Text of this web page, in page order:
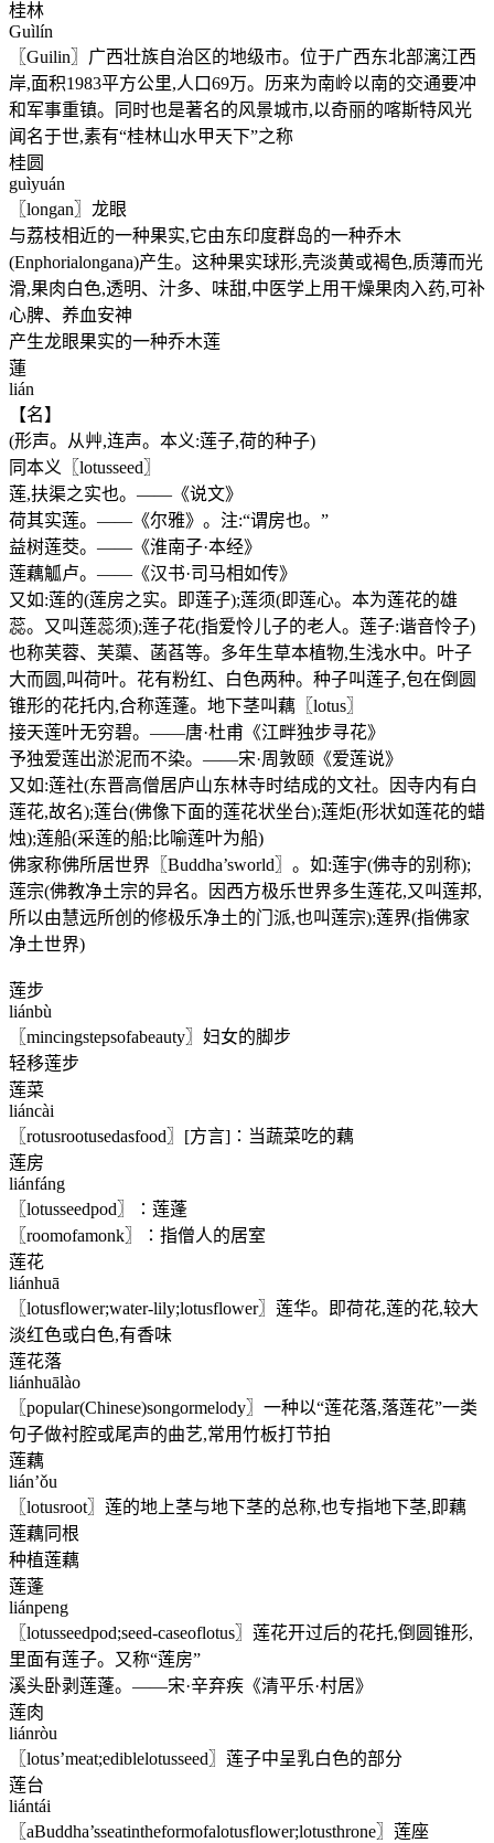
桂林
Guìlín
〖Guilin〗广西壮族自治区的地级市。位于广西东北部漓江西
岸,面积1983平方公里,人口69万。历来为南岭以南的交通要冲
和军事重镇。同时也是著名的风景城市,以奇丽的喀斯特风光
闻名于世,素有“桂林山水甲天下”之称
桂圆
guìyuán
〖longan〗龙眼
与荔枝相近的一种果实,它由东印度群岛的一种乔木
(Enphorialongana)产生。这种果实球形,壳淡黄或褐色,质薄而光
滑,果肉白色,透明、汁多、味甜,中医学上用干燥果肉入药,可补
心脾、养血安神
产生龙眼果实的一种乔木莲
蓮
lián
【名】
(形声。从艸,连声。本义:莲子,荷的种子)
同本义〖lotusseed〗
莲,扶渠之实也。——《说文》
荷其实莲。——《尔雅》。注:“谓房也。”
益树莲茭。——《淮南子·本经》
莲藕觚卢。——《汉书·司马相如传》
又如:莲的(莲房之实。即莲子);莲须(即莲心。本为莲花的雄
蕊。又叫莲蕊须);莲子花(指爱怜儿子的老人。莲子:谐音怜子)
也称芙蓉、芙蕖、菡萏等。多年生草本植物,生浅水中。叶子
大而圆,叫荷叶。花有粉红、白色两种。种子叫莲子,包在倒圆
锥形的花托内,合称莲蓬。地下茎叫藕〖lotus〗
接天莲叶无穷碧。——唐·杜甫《江畔独步寻花》
予独爱莲出淤泥而不染。——宋·周敦颐《爱莲说》
又如:莲社(东晋高僧居庐山东林寺时结成的文社。因寺内有白
莲花,故名);莲台(佛像下面的莲花状坐台);莲炬(形状如莲花的蜡
烛);莲船(采莲的船;比喻莲叶为船)
佛家称佛所居世界〖Buddha’sworld〗。如:莲宇(佛寺的别称);
莲宗(佛教净土宗的异名。因西方极乐世界多生莲花,又叫莲邦,
所以由慧远所创的修极乐净土的门派,也叫莲宗);莲界(指佛家
净土世界)
莲步
liánbù
〖mincingstepsofabeauty〗妇女的脚步
轻移莲步
莲菜
liáncài
〖rotusrootusedasfood〗[方言]∶当蔬菜吃的藕
莲房
liánfáng
〖lotusseedpod〗∶莲蓬
〖roomofamonk〗∶指僧人的居室
莲花
liánhuā
〖lotusflower;water-lily;lotusflower〗莲华。即荷花,莲的花,较大
淡红色或白色,有香味
莲花落
liánhuālào
〖popular(Chinese)songormelody〗一种以“莲花落,落莲花”一类
句子做衬腔或尾声的曲艺,常用竹板打节拍
莲藕
lián’ǒu
〖lotusroot〗莲的地上茎与地下茎的总称,也专指地下茎,即藕
莲藕同根
种植莲藕
莲蓬
liánpeng
〖lotusseedpod;seed-caseoflotus〗莲花开过后的花托,倒圆锥形,
里面有莲子。又称“莲房”
溪头卧剥莲蓬。——宋·辛弃疾《清平乐·村居》
莲肉
liánròu
〖lotus’meat;ediblelotusseed〗莲子中呈乳白色的部分
莲台
liántái
〖aBuddha’sseatintheformofalotusflower;lotusthrone〗莲座